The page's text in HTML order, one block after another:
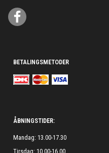
BETALINGSMETODER
ÅBNINGSTIDER:
Mandag: 13.00-17.30
Tirsdag: 10.00-16.00